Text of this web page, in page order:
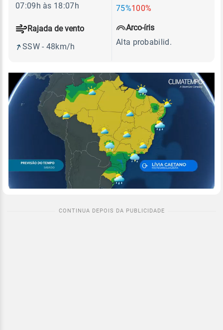
75%100%
Rajada de vento
SSW - 48km/h
07:09h às 18:07h
Arco-íris
Alta probabilid.